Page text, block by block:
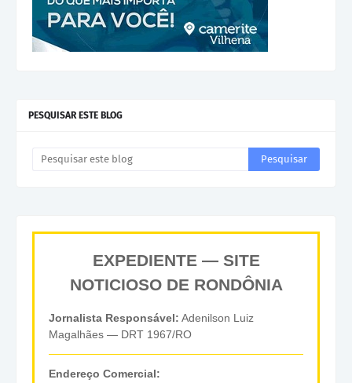
PESQUISAR ESTE BLOG
EXPEDIENTE — SITE
NOTICIOSO DE RONDÔNIA
Jornalista Responsável: Adenilson Luiz
Magalhães — DRT 1967/RO
Endereço Comercial: